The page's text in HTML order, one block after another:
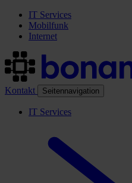
IT Services
Mobilfunk
Internet
Kontakt
Seitennavigation
IT Services